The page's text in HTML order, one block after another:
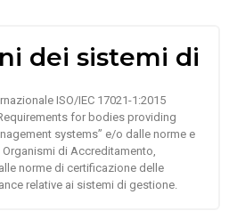
dei sistemi di
ISO/IEC 17021-1:2015
for bodies providing
systems” e/o dalle norme e
di Accreditamento,
norme di certificazione delle
relative ai sistemi di gestione.